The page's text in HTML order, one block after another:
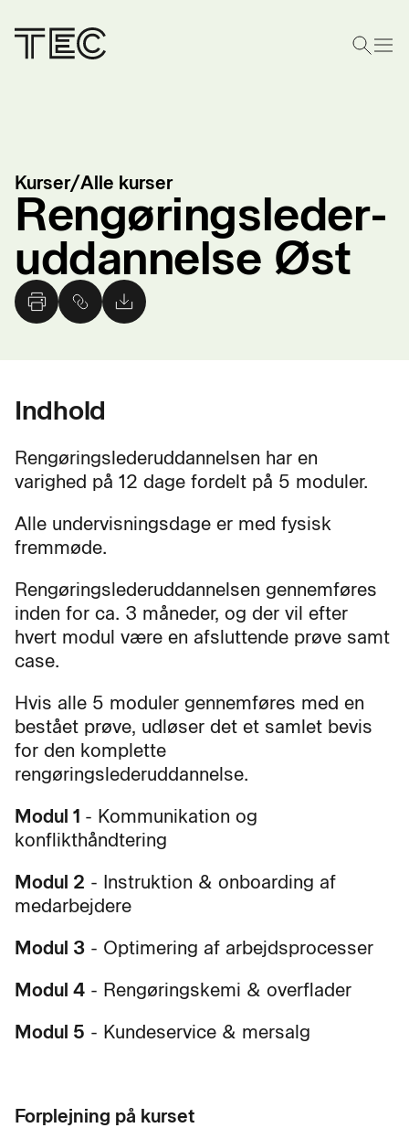
Kurser/Alle kurser
Rengøringsleder­
uddannelse Øst
Indhold
Rengøringslederuddannelsen har en
varighed på 12 dage fordelt på 5 moduler.
Alle undervisningsdage er med fysisk
fremmøde.
Rengøringslederuddannelsen gennemføres
inden for ca. 3 måneder, og der vil efter
hvert modul være en afsluttende prøve samt
case.
Hvis alle 5 moduler gennemføres med en
bestået prøve, udløser det et samlet bevis
for den komplette
rengøringslederuddannelse.
Modul 1 - Kommunikation og
konflikthåndtering
Modul 2 - Instruktion & onboarding af
medarbejdere
Modul 3 - Optimering af arbejdsprocesser
Modul 4 - Rengøringskemi & overflader
Modul 5 - Kundeservice & mersalg
Forplejning på kurset